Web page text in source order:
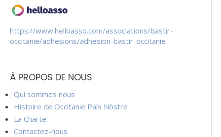
https://www.helloasso.com/associations/bastir-
occitanie/adhesions/adhesion-bastir-occitanie
À PROPOS DE NOUS
Qui sommes nous
Histoire de Occitanie País Nòstre
La Charte
Contactez-nous